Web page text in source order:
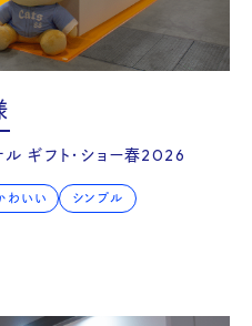
ル ギフト・ショー春2026
わいい シンプル